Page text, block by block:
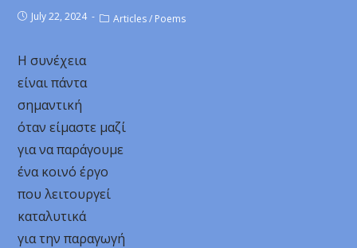
July 22, 2024 Articles / Poems
Η συνέχεια
είναι πάντα
σημαντική
όταν είμαστε μαζί
για να παράγουμε
ένα κοινό έργο
που λειτουργεί
καταλυτικά
για την παραγωγή